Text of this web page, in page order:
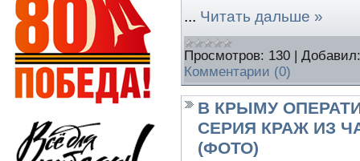
... Читать дальше »
Просмотров: 130 | Добавил:
Комментарии (0)
В КРЫМУ
СЕРИЯ КРАЖ ИЗ
(ФОТО)